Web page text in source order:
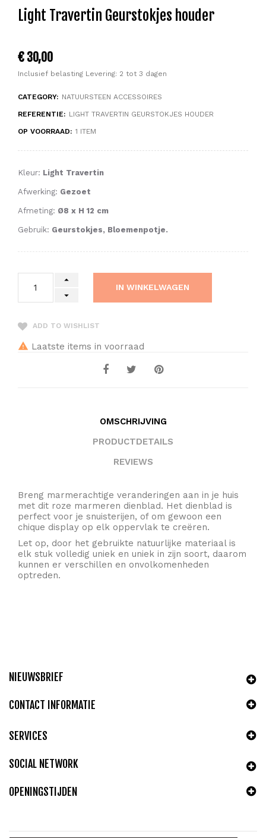
Light Travertin Geurstokjes houder
€ 30,00
Inclusief belasting Levering: 2 tot 3 dagen
CATEGORY: NATUURSTEEN ACCESSOIRES
REFERENTIE: LIGHT TRAVERTIN GEURSTOKJES HOUDER
OP VOORRAAD: 1 ITEM
Kleur: Light Travertin
Afwerking: Gezoet
Afmeting: Ø8 x H 12 cm
Gebruik: Geurstokjes, Bloemenpotje.
IN WINKELWAGEN
ADD TO WISHLIST
Laatste items in voorraad
OMSCHRIJVING
PRODUCTDETAILS
REVIEWS
Breng marmerachtige veranderingen aan in je huis
met dit roze marmeren dienblad. Het dienblad is
perfect voor je snuisterijen, of om gewoon een
chique display op elk oppervlak te creëren.
Let op, door het gebruikte natuurlijke materiaal is
elk stuk volledig uniek en uniek in zijn soort, daarom
kunnen er verschillen en onvolkomenheden
optreden.
NIEUWSBRIEF
CONTACT INFORMATIE
SERVICES
SOCIAL NETWORK
OPENINGSTIJDEN